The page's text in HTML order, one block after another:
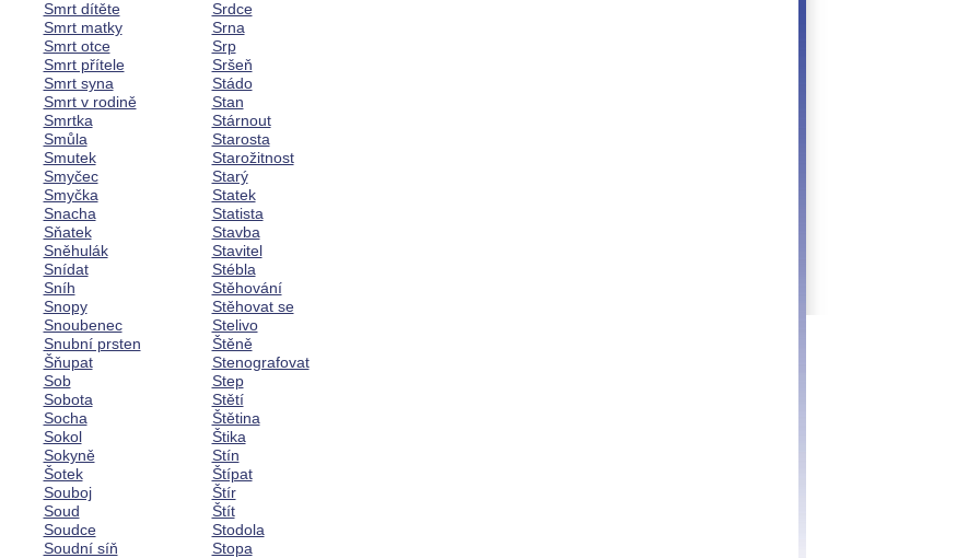
Smrt dítěte
Smrt matky
Smrt otce
Smrt přítele
Smrt syna
Smrt v rodině
Smrtka
Smůla
Smutek
Smyčec
Smyčka
Snacha
Sňatek
Sněhulák
Snídat
Sníh
Snopy
Snoubenec
Snubní prsten
Šňupat
Sob
Sobota
Socha
Sokol
Sokyně
Šotek
Souboj
Soud
Soudce
Soudní síň
Srdce
Srna
Srp
Sršeň
Stádo
Stan
Stárnout
Starosta
Starožitnost
Starý
Statek
Statista
Stavba
Stavitel
Stébla
Stěhování
Stěhovat se
Stelivo
Štěně
Stenografovat
Step
Stětí
Štětina
Štika
Stín
Štípat
Štír
Štít
Stodola
Stopa